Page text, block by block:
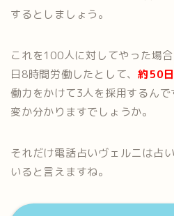
するとしましょう。
これを100人に対してやった場
日8時間労働したとして、約50
働力をかけて3人を採用するん
変か分かりますでしょうか。
それだけ電話占いヴェルニは占
いると言えますね。